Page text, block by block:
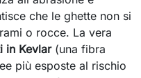
che le ghette non si
o rocce. La vera
in Kevlar(una fibra
più esposte al rischio